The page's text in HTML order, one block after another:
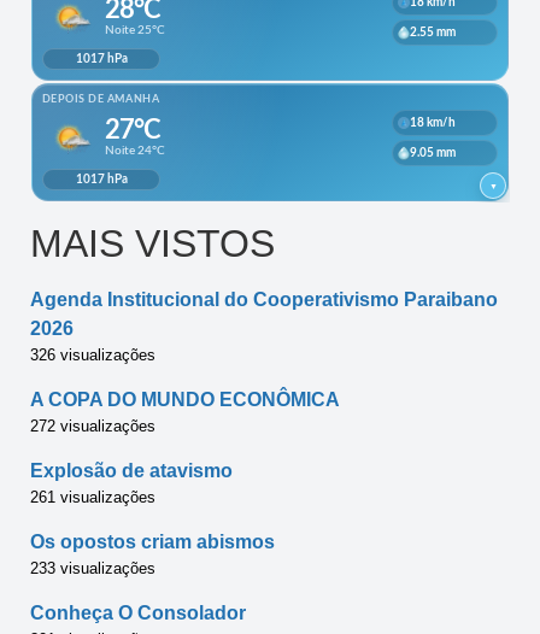
MAIS VISTOS
Agenda Institucional do Cooperativismo Paraibano
2026
326 visualizações
A COPA DO MUNDO ECONÔMICA
272 visualizações
Explosão de atavismo
261 visualizações
Os opostos criam abismos
233 visualizações
Conheça O Consolador